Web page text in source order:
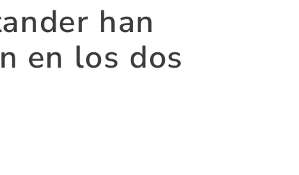
han
en los dos